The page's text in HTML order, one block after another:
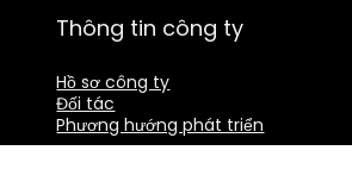
Thông tin công ty
Hồ sơ công ty
Đối tác
Phương hướng phát triển